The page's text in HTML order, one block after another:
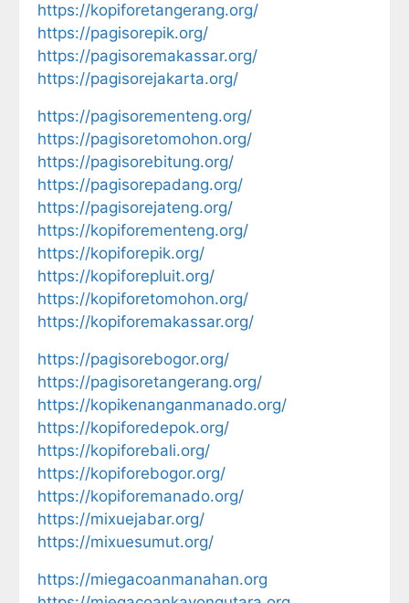
https://kopiforetangerang.org/
https://pagisorepik.org/
https://pagisoremakassar.org/
https://pagisorejakarta.org/
https://pagisorementeng.org/
https://pagisoretomohon.org/
https://pagisorebitung.org/
https://pagisorepadang.org/
https://pagisorejateng.org/
https://kopiforementeng.org/
https://kopiforepik.org/
https://kopiforepluit.org/
https://kopiforetomohon.org/
https://kopiforemakassar.org/
https://pagisorebogor.org/
https://pagisoretangerang.org/
https://kopikenanganmanado.org/
https://kopiforedepok.org/
https://kopiforebali.org/
https://kopiforebogor.org/
https://kopiforemanado.org/
https://mixuejabar.org/
https://mixuesumut.org/
https://miegacoanmanahan.org